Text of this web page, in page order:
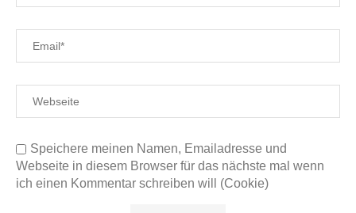
Speichere meinen Namen, Emailadresse und
Webseite in diesem Browser für das nächste mal wenn
ich einen Kommentar schreiben will (Cookie)